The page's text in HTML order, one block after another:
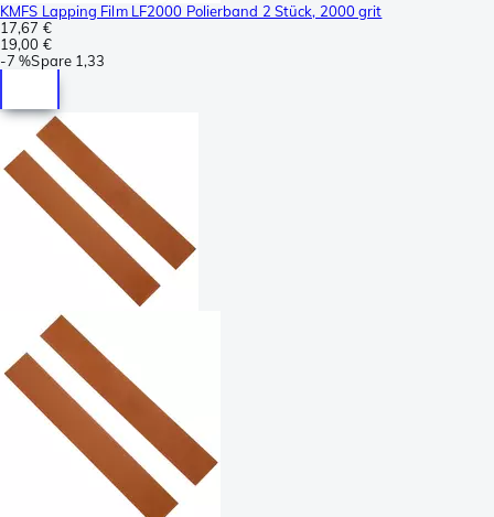
KMFS Lapping Film LF2000 Polierband 2 Stück, 2000 grit
17,67 €
19,00 €
-7 %Spare 1,33